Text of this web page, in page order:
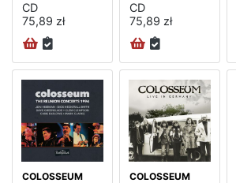
CD
75,89 zł
CD
75,89 zł
COLOSSEUM
COLOSSEUM